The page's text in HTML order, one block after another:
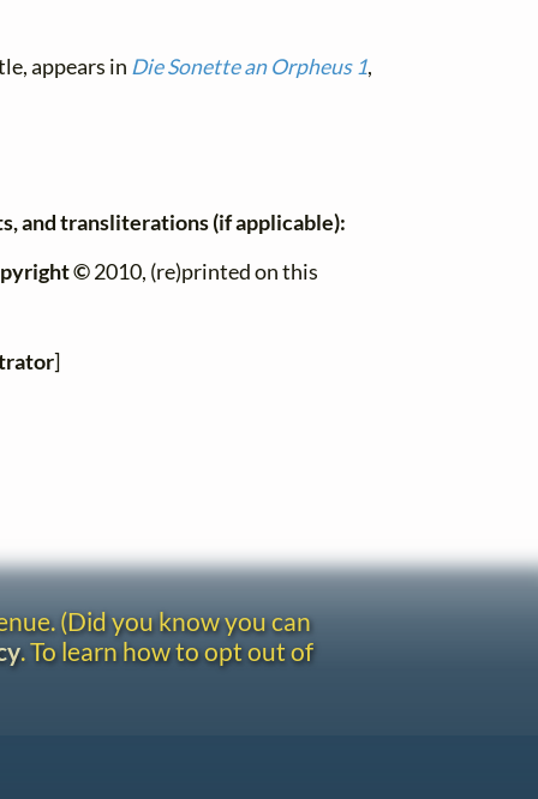
appears in Die Sonette an Orpheus 1,
and transliterations (if applicable):
©2010, (re)printed on this
]
(Did you know you can
. To learn how to opt out of